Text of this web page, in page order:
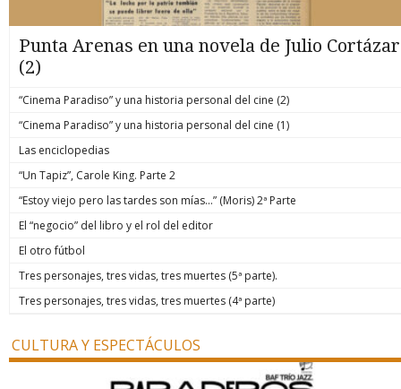
Punta Arenas en una novela de Julio Cortázar
(2)
“Cinema Paradiso” y una historia personal del cine (2)
“Cinema Paradiso” y una historia personal del cine (1)
Las enciclopedias
“Un Tapiz”, Carole King. Parte 2
“Estoy viejo pero las tardes son mías…” (Moris) 2ª Parte
El “negocio” del libro y el rol del editor
El otro fútbol
Tres personajes, tres vidas, tres muertes (5ª parte).
Tres personajes, tres vidas, tres muertes (4ª parte)
CULTURA Y ESPECTÁCULOS